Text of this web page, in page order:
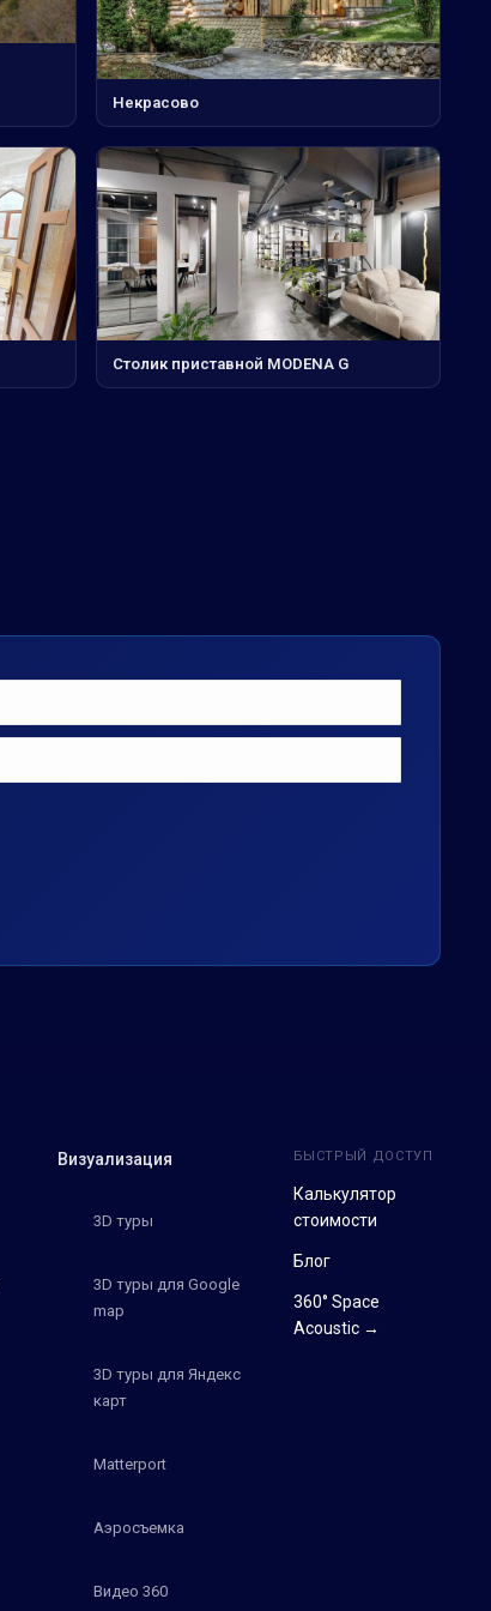
Некрасово
Столик приставной MODENA G
Визуализация
3D туры
3D туры для Google
map
3D туры для Яндекс
карт
Matterport
Аэросъемка
Видео 360
БЫСТРЫЙ ДОСТУП
Калькулятор
стоимости
Блог
360° Space
Acoustic →